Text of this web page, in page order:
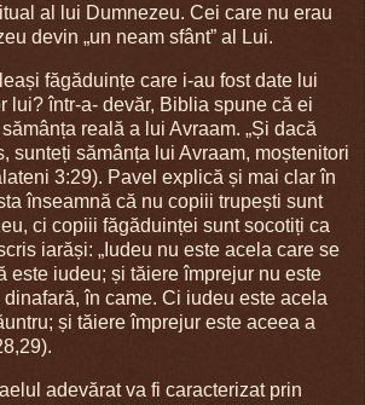
al lui Dumnezeu. Cei care nu erau
devin „un neam sfânt” al Lui.
făgăduințe care i-au fost date lui
lui? într-a- devăr, Biblia spune că ei
reală a lui Avraam. „Și dacă
sunteți sămânța lui Avraam, moștenitori
3:29). Pavel explică și mai clar în
înseamnă că nu copiii trupești sunt
ci copiii făgăduinței sunt socotiți ca
iarăși: „Iudeu nu este acela care se
este iudeu; și tăiere împrejur nu este
în came. Ci iudeu este acela
și tăiere împrejur este aceea a
adevărat va fi caracterizat prin